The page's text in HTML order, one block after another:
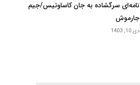
نامه‌ای سرگشاده به جان کاساوتیس/جیم
جارموش
دی 10, 1403